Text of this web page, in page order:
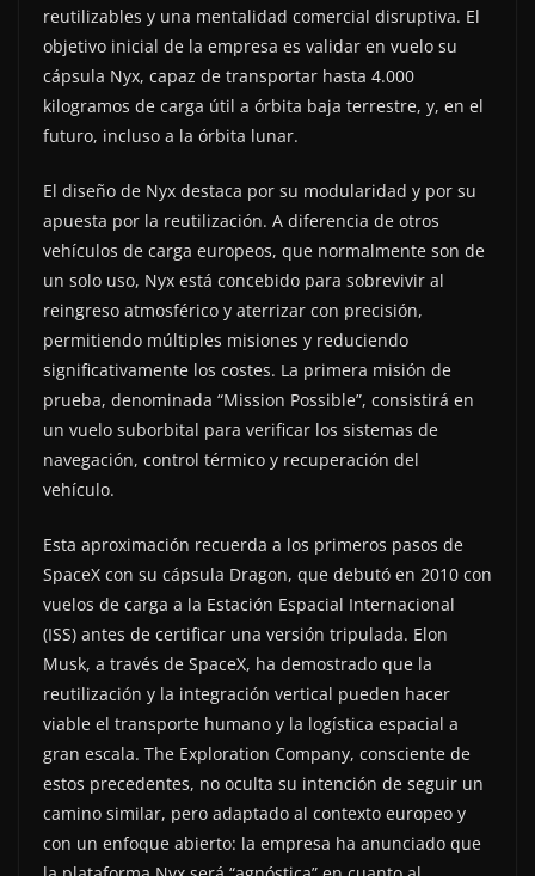
reutilizables y una mentalidad comercial disruptiva. El
objetivo inicial de la empresa es validar en vuelo su
cápsula Nyx, capaz de transportar hasta 4.000
kilogramos de carga útil a órbita baja terrestre, y, en el
futuro, incluso a la órbita lunar.
El diseño de Nyx destaca por su modularidad y por su
apuesta por la reutilización. A diferencia de otros
vehículos de carga europeos, que normalmente son de
un solo uso, Nyx está concebido para sobrevivir al
reingreso atmosférico y aterrizar con precisión,
permitiendo múltiples misiones y reduciendo
significativamente los costes. La primera misión de
prueba, denominada “Mission Possible”, consistirá en
un vuelo suborbital para verificar los sistemas de
navegación, control térmico y recuperación del
vehículo.
Esta aproximación recuerda a los primeros pasos de
SpaceX con su cápsula Dragon, que debutó en 2010 con
vuelos de carga a la Estación Espacial Internacional
(ISS) antes de certificar una versión tripulada. Elon
Musk, a través de SpaceX, ha demostrado que la
reutilización y la integración vertical pueden hacer
viable el transporte humano y la logística espacial a
gran escala. The Exploration Company, consciente de
estos precedentes, no oculta su intención de seguir un
camino similar, pero adaptado al contexto europeo y
con un enfoque abierto: la empresa ha anunciado que